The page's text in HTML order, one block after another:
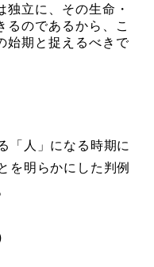
独立に、その生命・
るのであるから、こ
始期と捉えるべきで
「人」になる時期に
を明らかにした判例